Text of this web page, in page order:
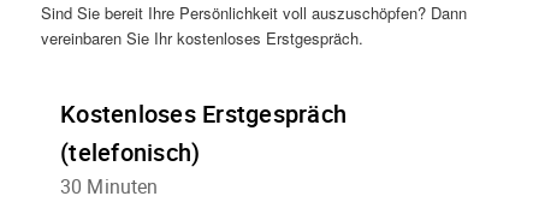
Sind Sie bereit Ihre Persönlichkeit voll auszuschöpfen? Dann
vereinbaren Sie Ihr kostenloses Erstgespräch.